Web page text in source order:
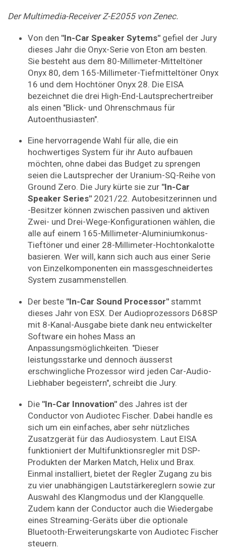
Der Multimedia-Receiver Z-E2055 von Zenec.
Von den "In-Car Speaker Sytems" gefiel der Jury
dieses Jahr die Onyx-Serie von Eton am besten.
Sie besteht aus dem 80-Millimeter-Mitteltöner
Onyx 80, dem 165-Millimeter-Tiefmitteltöner Onyx
16 und dem Hochtöner Onyx 28. Die EISA
bezeichnet die drei High-End-Lautsprechertreiber
als einen "Blick- und Ohrenschmaus für
Autoenthusiasten".
Eine hervorragende Wahl für alle, die ein
hochwertiges System für ihr Auto aufbauen
möchten, ohne dabei das Budget zu sprengen
seien die Lautsprecher der Uranium-SQ-Reihe von
Ground Zero. Die Jury kürte sie zur "In-Car
Speaker Series" 2021/22. Autobesitzerinnen und
-Besitzer können zwischen passiven und aktiven
Zwei- und Drei-Wege-Konfigurationen wählen, die
alle auf einem 165-Millimeter-Aluminiumkonus-
Tieftöner und einer 28-Millimeter-Hochtonkalotte
basieren. Wer will, kann sich auch aus einer Serie
von Einzelkomponenten ein massgeschneidertes
System zusammenstellen.
Der beste "In-Car Sound Processor" stammt
dieses Jahr von ESX. Der Audioprozessors D68SP
mit 8-Kanal-Ausgabe biete dank neu entwickelter
Software ein hohes Mass an
Anpassungsmöglichkeiten. "Dieser
leistungsstarke und dennoch äusserst
erschwingliche Prozessor wird jeden Car-Audio-
Liebhaber begeistern", schreibt die Jury.
Die "In-Car Innovation" des Jahres ist der
Conductor von Audiotec Fischer. Dabei handle es
sich um ein einfaches, aber sehr nützliches
Zusatzgerät für das Audiosystem. Laut EISA
funktioniert der Multifunktionsregler mit DSP-
Produkten der Marken Match, Helix und Brax.
Einmal installiert, bietet der Regler Zugang zu bis
zu vier unabhängigen Lautstärkereglern sowie zur
Auswahl des Klangmodus und der Klangquelle.
Zudem kann der Conductor auch die Wiedergabe
eines Streaming-Geräts über die optionale
Bluetooth-Erweiterungskarte von Audiotec Fischer
steuern.